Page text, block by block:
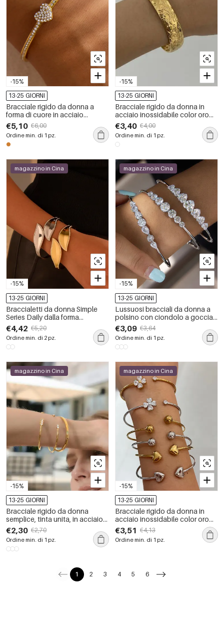
-15%
13-25 GIORNI
Bracciale rigido da donna a
forma di cuore in acciaio
inossidabile, impermeabile,
color oro.
€5,10 €6,00
Ordine min. di 1 pz.
-15%
13-25 GIORNI
Bracciale rigido da donna in
acciaio inossidabile color oro
impermeabile con motivo
floreale
€3,40 €4,00
Ordine min. di 1 pz.
-15%
magazzino in Cina
13-25 GIORNI
Braccialetti da donna Simple
Series Daily dalla forma
irregolare, impermeabili, in
acciaio inossidabile color oro.
€4,42 €5,20
Ordine min. di 2 pz.
-15%
magazzino in Cina
13-25 GIORNI
Lussuosi bracciali da donna a
polsino con ciondolo a goccia
e cuore, in acciaio inossidabile
impermeabile e con zirconi.
€3,09 €3,64
Ordine min. di 1 pz.
-15%
magazzino in Cina
13-25 GIORNI
Bracciale rigido da donna
semplice, tinta unita, in acciaio
inossidabile, impermeabile,
color oro, con zirconi.
€2,30 €2,70
Ordine min. di 1 pz.
-15%
magazzino in Cina
13-25 GIORNI
Bracciale rigido da donna in
acciaio inossidabile color oro
con zirconi e fiore a forma di
cuore, impermeabile.
€3,51 €4,13
Ordine min. di 1 pz.
1 2 3 4 5 6